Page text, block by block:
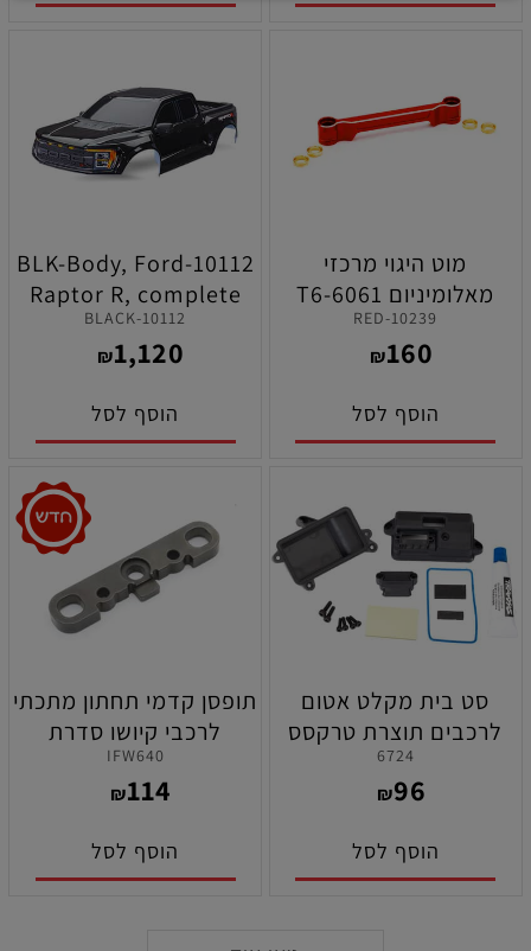
מוט היגוי מרכזי
מאלומיניום 6061-T6
לרכב טרקסס מאקסס
סלאש ( אדום )
10239-RED
₪160
הוסף לסל
10112-BLK-Body, Ford
Raptor R, complete
(black)
10112-BLACK
₪1,120
הוסף לסל
סט בית מקלט אטום
לרכבים תוצרת טרקסס
6724
₪96
הוסף לסל
תופסן קדמי תחתון מתכתי
לרכבי קיושו סדרת
MP10/MP10e/MP10Te
IFW640
₪114
הוסף לסל